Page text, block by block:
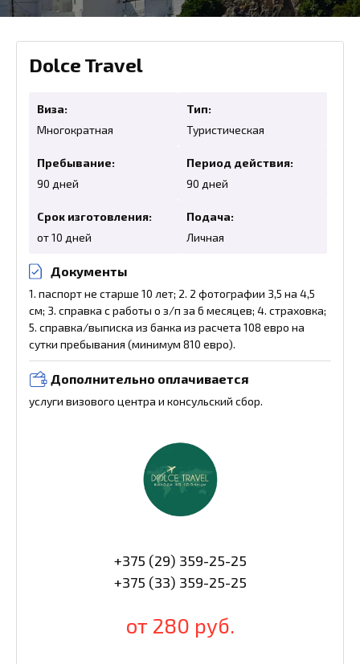
Dolce Travel
Виза:
Многократная
Тип:
Туристическая
Пребывание:
90 дней
Период действия:
90 дней
Срок изготовления:
от 10 дней
Подача:
Личная
Документы
1. паспорт не старше 10 лет; 2. 2 фотографии 3,5 на 4,5
см; 3. справка с работы о з/п за 6 месяцев; 4. страховка;
5. справка/выписка из банка из расчета 108 евро на
сутки пребывания (минимум 810 евро).
Дополнительно оплачивается
услуги визового центра и консульский сбор.
+375 (29) 359-25-25
+375 (33) 359-25-25
от 280 руб.